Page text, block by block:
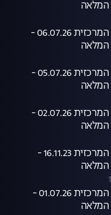
המלאה
המהדורה המרכזית 06.07.26 -
המלאה
המהדורה המרכזית 05.07.26 -
המלאה
המהדורה המרכזית 02.07.26 -
המלאה
המהדורה המרכזית 16.11.23 -
המלאה
המהדורה המרכזית 01.07.26 -
המלאה